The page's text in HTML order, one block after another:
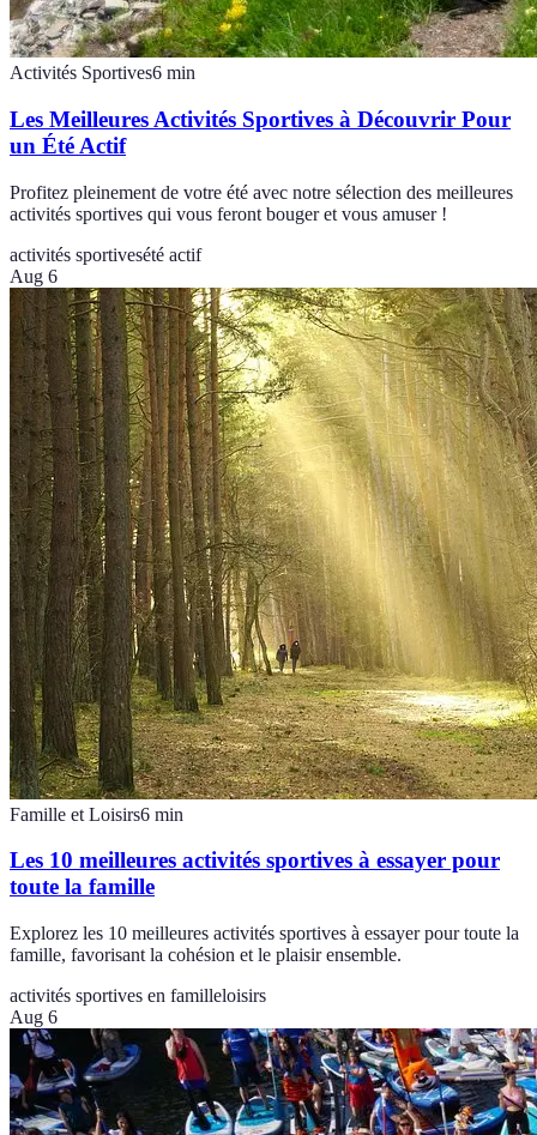
Activités Sportives6 min
Les Meilleures Activités Sportives à Découvrir Pour
un Été Actif
Profitez pleinement de votre été avec notre sélection des meilleures
activités sportives qui vous feront bouger et vous amuser !
activités sportivesété actif
Aug 6
Famille et Loisirs6 min
Les 10 meilleures activités sportives à essayer pour
toute la famille
Explorez les 10 meilleures activités sportives à essayer pour toute la
famille, favorisant la cohésion et le plaisir ensemble.
activités sportives en familleloisirs
Aug 6